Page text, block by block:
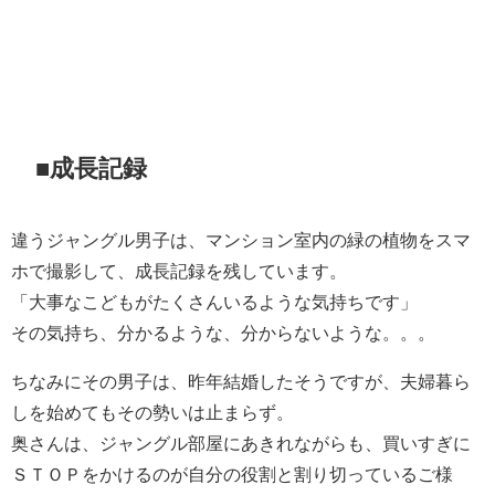
■成長記録
違うジャングル男子は、マンション室内の緑の植物をスマ
ホで撮影して、成長記録を残しています。
「大事なこどもがたくさんいるような気持ちです」
その気持ち、分かるような、分からないような。。。
ちなみにその男子は、昨年結婚したそうですが、夫婦暮ら
しを始めてもその勢いは止まらず。
奥さんは、ジャングル部屋にあきれながらも、買いすぎに
ＳＴＯＰをかけるのが自分の役割と割り切っているご様